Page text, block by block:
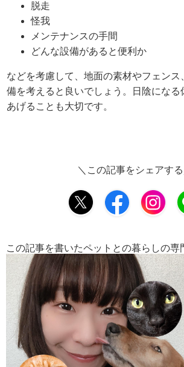
脱走
怪我
メンテナンスの手間
どんな設備があると便利か
などを考慮して、地面の素材やフェンス
備を考えると良いでしょう。日陰になる
あげることも大切です。
＼この記事をシェアす
この記事を書いたペットとの暮らしの専